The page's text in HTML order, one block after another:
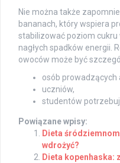
Nie można także
bananach, który wspiera
stabilizować poziom cukru
nagłych spadków energii.
owoców może być
osób prowadzących
uczniów,
studentów
Powiązane wpisy:
Dieta
wdrożyć?
Dieta kopenhaska: